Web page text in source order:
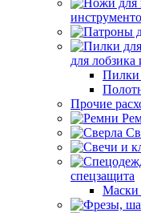
для
Пилки
Прочие
спецзащита
Маски